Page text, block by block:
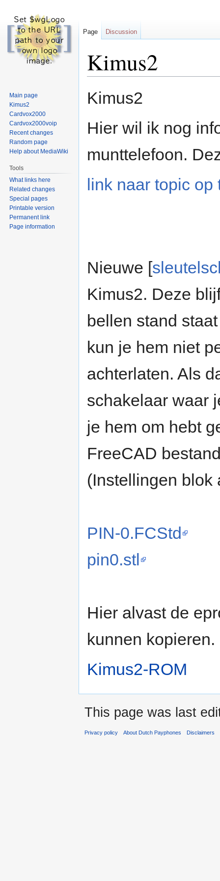
Kimus2
Jump
to
Jump
to
Kimus2
Hier wil ik nog
munttelefoon.
link naar topic
Nieuwe [
Kimus2. Deze
bellen stand
kun je hem niet
achterlaten. Als
schakelaar waar
je hem om hebt
FreeCAD
(Instellingen blok
PIN-0.FCStd
pin0.stl
Hier alvast de
kunnen kopieren.
Kimus2-ROM
Page Discussion
Main page
Kimus2
Cardvox2000
Cardvox2000voip
Recent changes
Random page
Help about MediaWiki
Tools
What links here
Related changes
Special pages
Printable version
Permanent link
Page information
This page was last
Privacy policy About Dutch Payphones Disclaimers